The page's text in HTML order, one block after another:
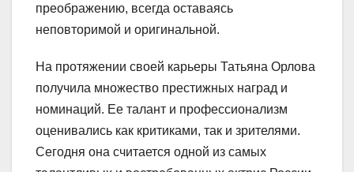
преображению, всегда оставаясь
неповторимой и оригинальной.
На протяжении своей карьеры Татьяна Орлова
получила множество престижных наград и
номинаций. Ее талант и профессионализм
оценивались как критиками, так и зрителями.
Сегодня она считается одной из самых